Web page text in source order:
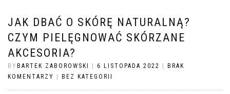
JAK DBAĆ O SKÓRĘ NATURALNĄ?
CZYM PIELĘGNOWAĆ SKÓRZANE
AKCESORIA?
BY BARTEK ZABOROWSKI 6 LISTOPADA 2022
BRAK
KOMENTARZY
BEZ KATEGORII